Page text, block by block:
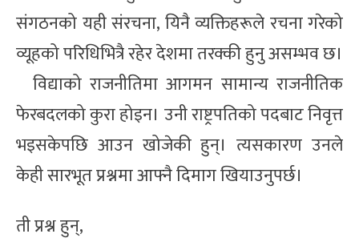
संगठनको यही संरचना, यिनै व्यक्तिहरूले रचना गरेको
व्यूहको परिधिभित्रै रहेर देशमा तरक्की हुनु असम्भव छ।
विद्याको राजनीतिमा आगमन सामान्य राजनीतिक
फेरबदलको कुरा होइन। उनी राष्ट्रपतिको पदबाट निवृत्त
भइसकेपछि आउन खोजेकी हुन्। त्यसकारण उनले
केही सारभूत प्रश्नमा आफ्नै दिमाग खियाउनुपर्छ।
ती प्रश्न हुन्,